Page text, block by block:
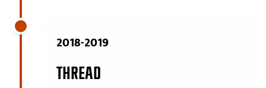
2018-2019
THREAD